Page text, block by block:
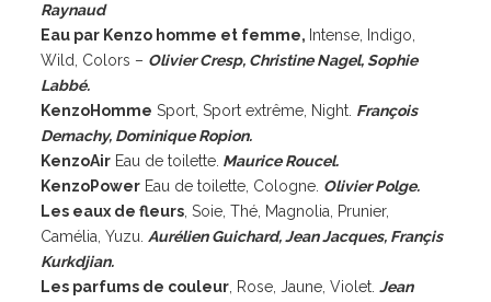
Raynaud
Eau par Kenzo homme et femme, Intense, Indigo,
Wild, Colors – Olivier Cresp, Christine Nagel, Sophie
Labbé.
KenzoHomme Sport, Sport extrême, Night. François
Demachy, Dominique Ropion.
KenzoAir Eau de toilette. Maurice Roucel.
KenzoPower Eau de toilette, Cologne. Olivier Polge.
Les eaux de fleurs, Soie, Thé, Magnolia, Prunier,
Camélia, Yuzu.Aurélien Guichard, Jean Jacques, Françis
Kurkdjian.
Les parfums de couleur, Rose, Jaune, Violet.Jean